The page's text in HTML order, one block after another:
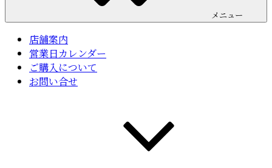
メニュー
店舗案内
営業日カレンダー
ご購入について
お問い合せ